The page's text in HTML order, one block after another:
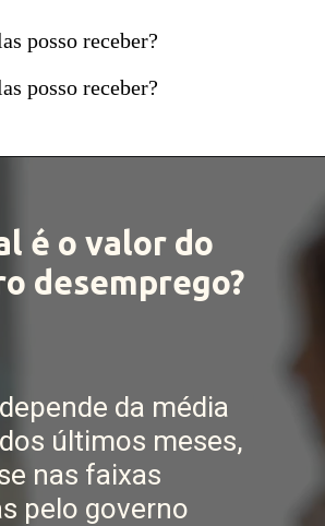
posso receber?
posso receber?
é o valor do
desemprego?
da média
últimos meses,
nas faixas
pelo governo